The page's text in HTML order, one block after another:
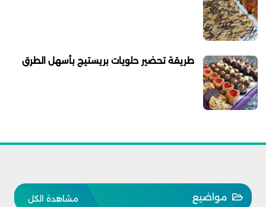
طريقة تحضير حلويات بريستيج بأسهل الطرق
مشاهدة الكل مواضيع